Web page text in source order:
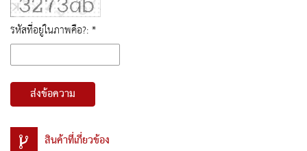
รหัสที่อยู่ในภาพคือ?: *
ส่งข้อความ
สินค้าที่เกี่ยวข้อง